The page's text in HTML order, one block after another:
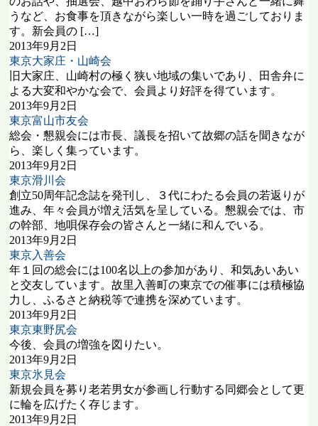
うなど、お食事を頂きながら楽しい一時を過ごしておりま
す。新会員の […]
2013年9月2日
東京大家庄・山崎会
旧大家庄、山崎村の極く狭い地域の集いであり、田舎弁に
よる大変和やかな会で、会員より好評を得ています。
2013年9月2日
東京富山市友会
総会・懇親会には市長、議長を招いて故郷の話を聞きなが
ら、楽しく集っています。
2013年9月2日
東京滑川会
創立50周年記念誌を発刊し、３代にわたる会員の若返りが
進み、年々会員が増え活気を呈している。懇親会では、市
の幹部、地唄保存会の皆さんと一緒に和んでいる。
2013年9月2日
東京入善会
年１回の総会には100名以上の参加があり、和気あいあい
と交友しています。故里入善町の東京での催事には積極協
力し、ふるさと納税等で連携を深めています。
2013年9月2日
東京東野尻会
今後、会員の増強を図りたい。
2013年9月2日
東京氷見会
新規会員を募り老若男女が参画し行動する同郷会として更
に輪を広げたく存じます。
2013年9月2日